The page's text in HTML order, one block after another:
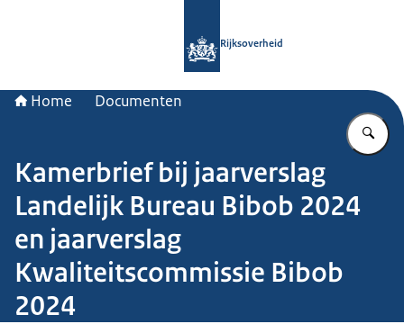
Rijksoverheid
Home Documenten
Kamerbrief bij jaarverslag
Landelijk Bureau Bibob 2024
en jaarverslag
Kwaliteitscommissie Bibob
2024